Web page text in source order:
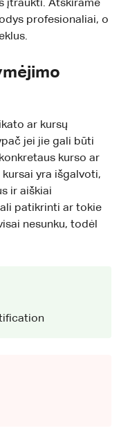
įtraukti. Atskirame
profesionaliai, o
ar kursų
jei jie gali būti
kurso ar
yra išgalvoti,
ir aiškiai
patikrinti ar tokie
nesunku, todėl